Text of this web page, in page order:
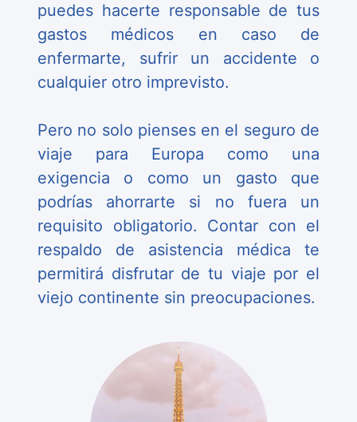
puedes hacerte responsable de tus
gastos médicos en caso de
enfermarte, sufrir un accidente o
cualquier otro imprevisto.
Pero no solo pienses en el seguro de
viaje para Europa como una
exigencia o como un gasto que
podrías ahorrarte si no fuera un
requisito obligatorio. Contar con el
respaldo de asistencia médica te
permitirá disfrutar de tu viaje por el
viejo continente sin preocupaciones.